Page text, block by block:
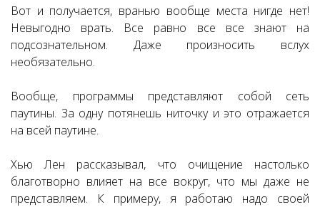
Вот и получается, вранью вообще места нигде нет!
Невыгодно врать. Все равно все все знают на
подсознательном. Даже произносить вслух
необязательно.
Вообще, программы представляют собой сеть
паутины. За одну потянешь ниточку и это отражается
на всей паутине.
Хью Лен рассказывал, что очищение настолько
благотворно влияет на все вокруг, что мы даже не
представляем. К примеру, я работаю надо своей